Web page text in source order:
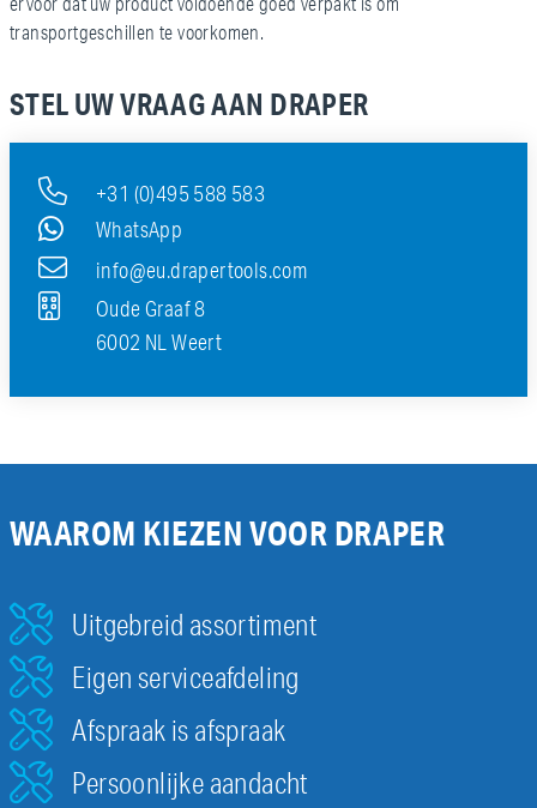
transportgeschillen te voorkomen.
STEL UW VRAAG AAN DRAPER
+31 (0)495 588 583
WhatsApp
info@eu.drapertools.com
Oude Graaf 8
6002 NL Weert
WAAROM KIEZEN VOOR DRAPER
Uitgebreid assortiment
Eigen serviceafdeling
Afspraak is afspraak
Persoonlijke aandacht